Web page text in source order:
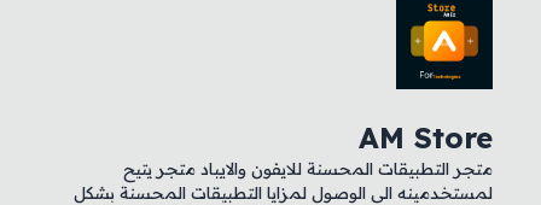
AM Store
متجر التطبيقات المحسنة للايفون والايباد متجر يتيح
لمستخدمينه الى الوصول لمزايا التطبيقات المحسنة بشكل